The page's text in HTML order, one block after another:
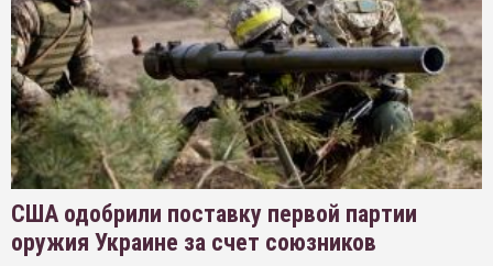
США одобрили поставку первой партии
оружия Украине за счет союзников